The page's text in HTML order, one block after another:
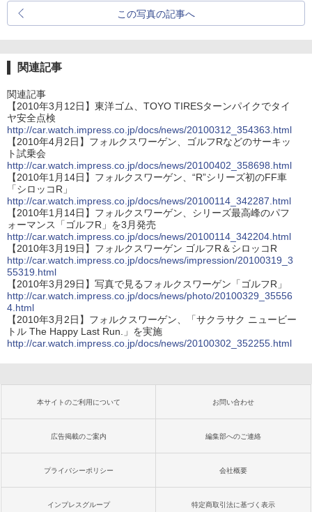
この写真の記事へ
関連記事
関連記事
【2010年3月12日】東洋ゴム、TOYO TIRESターンパイクでタイ
ヤ安全点検
http://car.watch.impress.co.jp/docs/news/20100312_354363.html
【2010年4月2日】フォルクスワーゲン、ゴルフRなどのサーキッ
ト試乗会
http://car.watch.impress.co.jp/docs/news/20100402_358698.html
【2010年1月14日】フォルクスワーゲン、“R”シリーズ初のFF車
「シロッコR」
http://car.watch.impress.co.jp/docs/news/20100114_342287.html
【2010年1月14日】フォルクスワーゲン、シリーズ最高峰のパフ
ォーマンス「ゴルフR」を3月発売
http://car.watch.impress.co.jp/docs/news/20100114_342204.html
【2010年3月19日】フォルクスワーゲン ゴルフR＆シロッコR
http://car.watch.impress.co.jp/docs/news/impression/20100319_3
55319.html
【2010年3月29日】写真で見るフォルクスワーゲン「ゴルフR」
http://car.watch.impress.co.jp/docs/news/photo/20100329_35556
4.html
【2010年3月2日】フォルクスワーゲン、「サクラサク ニュービー
トル The Happy Last Run.」を実施
http://car.watch.impress.co.jp/docs/news/20100302_352255.html
本サイトのご利用について お問い合わせ
広告掲載のご案内 編集部へのご連絡
プライバシーポリシー 会社概要
インプレスグループ 特定商取引法に基づく表示